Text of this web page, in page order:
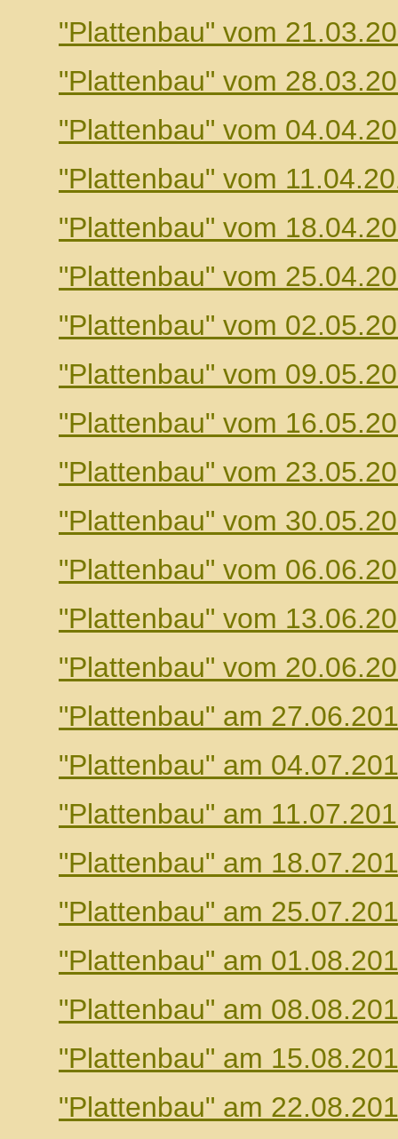
"Plattenbau" vom
"Plattenbau" vom
"Plattenbau" vom
"Plattenbau" vom
"Plattenbau" vom
"Plattenbau" vom
"Plattenbau" vom
"Plattenbau" vom
"Plattenbau" vom
"Plattenbau" vom
"Plattenbau" vom
"Plattenbau" vom
"Plattenbau" vom
"Plattenbau" vom
"Plattenbau" am
"Plattenbau" am
"Plattenbau" am
"Plattenbau" am
"Plattenbau" am
"Plattenbau" am
"Plattenbau" am
"Plattenbau" am
"Plattenbau" am